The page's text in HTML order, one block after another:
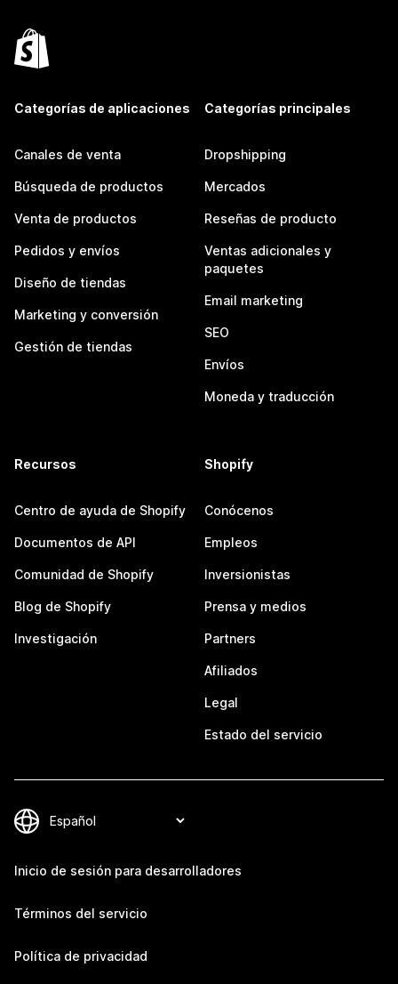
Categorías de aplicaciones
Canales de venta
Búsqueda de productos
Venta de productos
Pedidos y envíos
Diseño de tiendas
Marketing y conversión
Gestión de tiendas
Categorías principales
Dropshipping
Mercados
Reseñas de producto
Ventas adicionales y
paquetes
Email marketing
SEO
Envíos
Moneda y traducción
Recursos
Centro de ayuda de Shopify
Documentos de API
Comunidad de Shopify
Blog de Shopify
Investigación
Shopify
Conócenos
Empleos
Inversionistas
Prensa y medios
Partners
Afiliados
Legal
Estado del servicio
Inicio de sesión para desarrolladores
Términos del servicio
Política de privacidad